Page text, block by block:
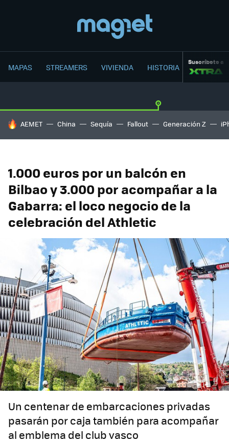
MAPAS STREAMERS VIVIENDA HISTORIA Suscríbete a
HOY SE HABLA DE
AEMET China Sequía Fallout Generación Z
1.000 euros por un balcón en
Bilbao y 3.000 por acompañar a la
Gabarra: el loco negocio de la
celebración del Athletic
Un centenar de embarcaciones privadas
pasarán por caja también para acompañar
al emblema del club vasco